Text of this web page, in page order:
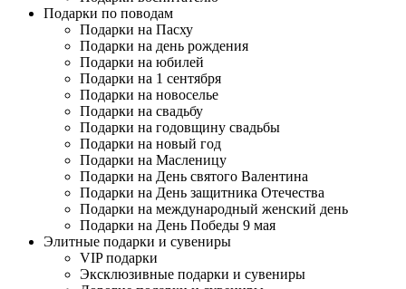
Подарки по поводам
Подарки на Пасху
Подарки на день рождения
Подарки на юбилей
Подарки на 1 сентября
Подарки на новоселье
Подарки на свадьбу
Подарки на годовщину свадьбы
Подарки на новый год
Подарки на Масленицу
Подарки на День святого Валентина
Подарки на День защитника Отечества
Подарки на международный женский день
Подарки на День Победы 9 мая
Элитные подарки и сувениры
VIP подарки
Эксклюзивные подарки и сувениры